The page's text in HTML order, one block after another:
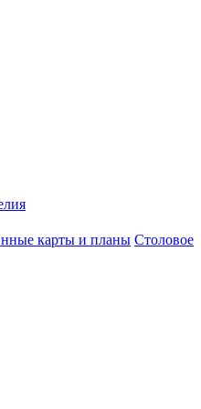
карты и планы Столовое